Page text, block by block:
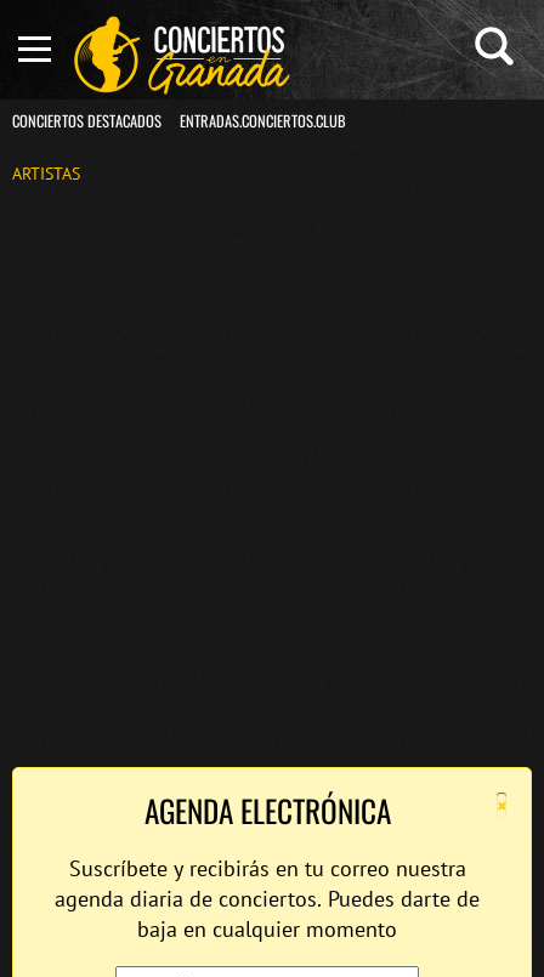
CONCIERTOS DESTACADOS ENTRADAS.CONCIERTOS.CLUB
ARTISTAS
×
AGENDA ELECTRÓNICA
Suscríbete y recibirás en tu correo nuestra
agenda diaria de conciertos. Puedes darte de
baja en cualquier momento